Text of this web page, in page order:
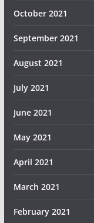
October 2021
September 2021
August 2021
July 2021
June 2021
May 2021
April 2021
March 2021
February 2021